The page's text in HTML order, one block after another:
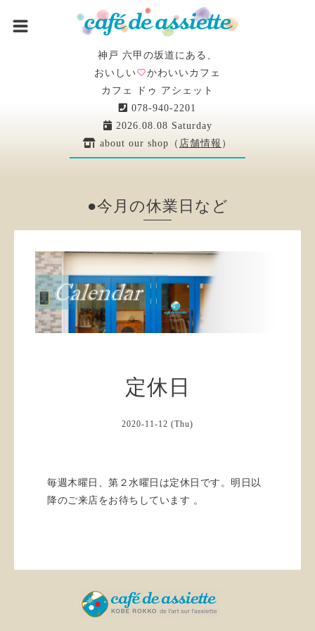
神戸 六甲の坂道にある、
おいしい
かわいいカフェ
カフェ ドゥ アシェット
078-940-2201
2026.08.08 Saturday
about our shop（ 店舗情報 ）
●今月の休業日など
定休日
2020-11-12 (Thu)
毎週木曜日、第２水曜日は定休日です。明日以
降のご来店をお待ちしています 。